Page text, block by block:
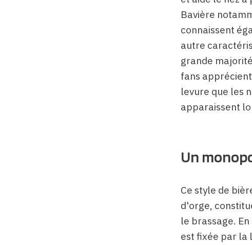
Bavière
connaissent
autre
grande
fans
levure que les
apparaissent
Un
Ce style de
d'orge,
le brassage.
est fixée par la